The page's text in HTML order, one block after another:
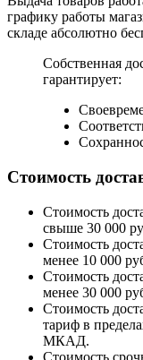
графику работы
складе абсолютно
Собственная
гарантирует:
Стоимость
Стоимость
свыше 30 000
Стоимость
менее 10 000
Стоимость
менее 30 000
Стоимость
тариф в
МКАД.
Стоимость